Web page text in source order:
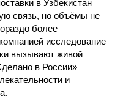
в Узбекистан
связь, но объёмы не
более
исследование
вызывают живой
в России»
и